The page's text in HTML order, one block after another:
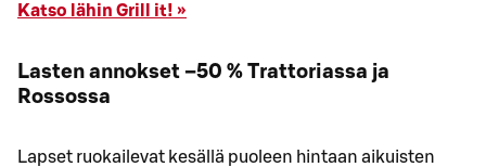
Katso lähin Grill it! »
Lasten annokset –50 % Trattoriassa ja
Rossossa
Lapset ruokailevat kesällä puoleen hintaan aikuisten